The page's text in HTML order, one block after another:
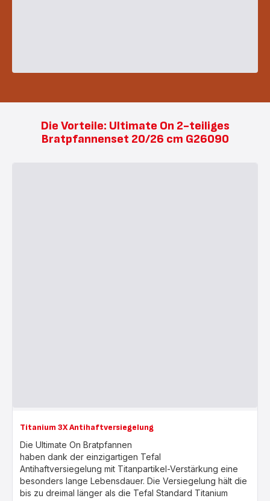
Die Vorteile: Ultimate On 2-teiliges
Bratpfannenset 20/26 cm G26090
Titanium 3X Antihaftversiegelung
Die Ultimate On Bratpfannen
haben dank der einzigartigen Tefal
Antihaftversiegelung mit Titanpartikel-Verstärkung eine
besonders lange Lebensdauer. Die Versiegelung hält die
bis zu dreimal länger als die Tefal Standard Titanium